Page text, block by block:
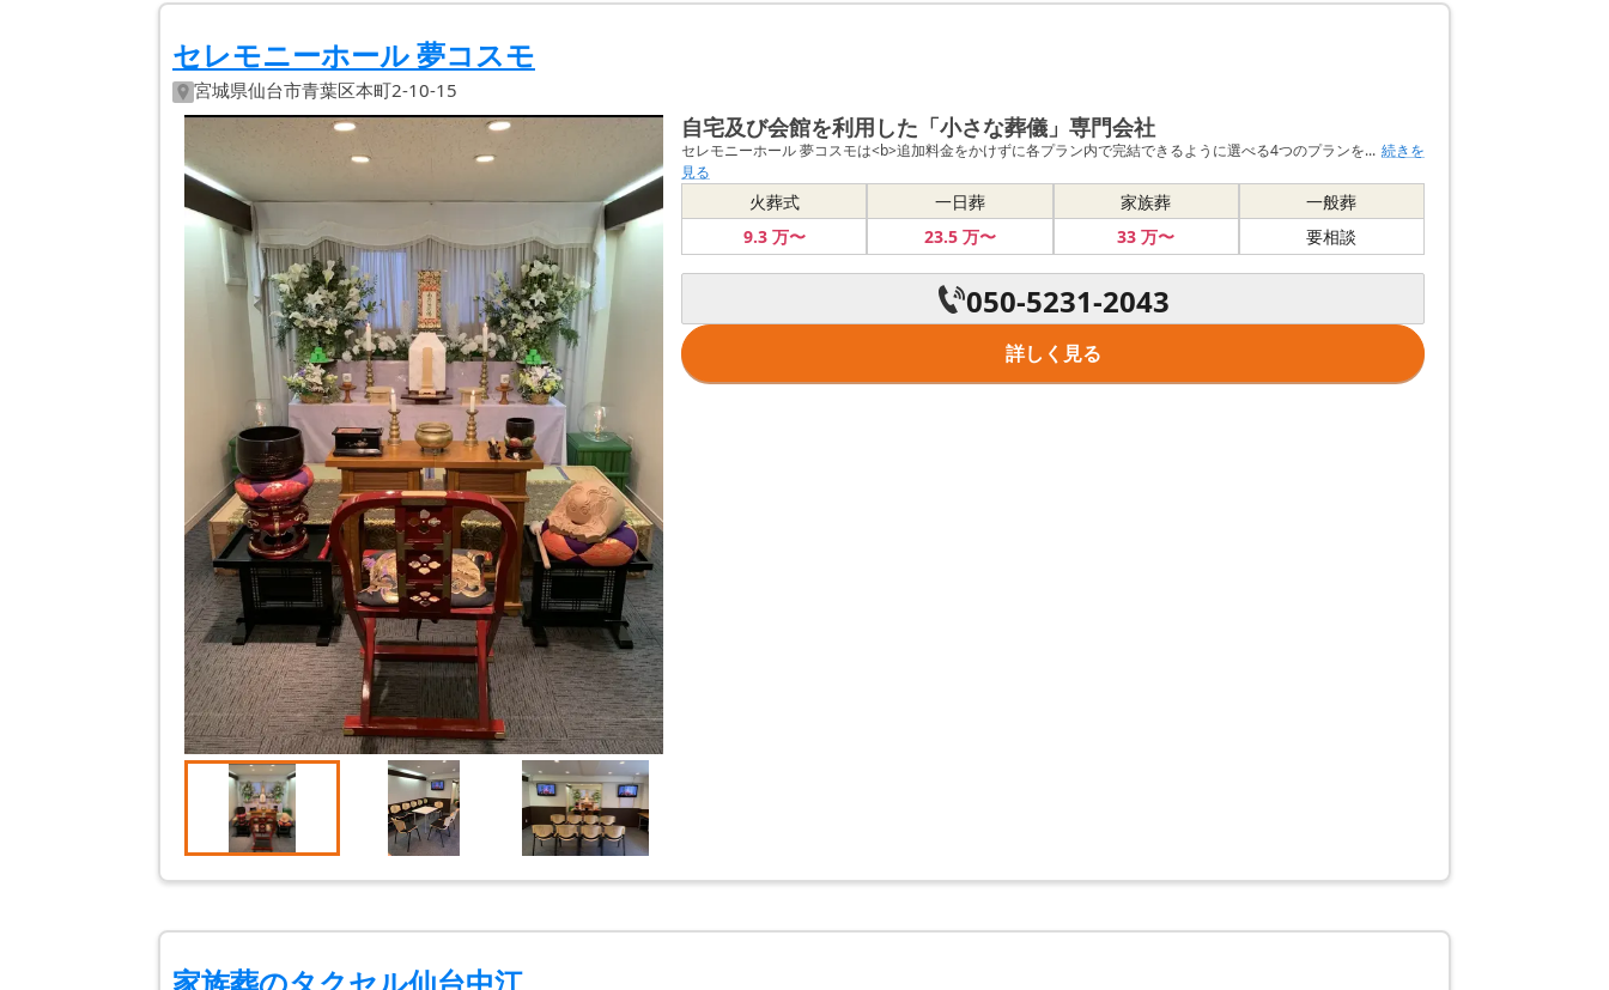
セレモニーホール 夢コスモ
宮城県仙台市青葉区本町2-10-15
自宅及び会館を利用した「小さな葬儀」専門会社
セレモニーホール 夢コスモは<b>追加料金をかけずに各プラン内で完結できるように選べる4つのプランを... 続きを
見る
火葬式
9.3万〜
一日葬
23.5万〜
家族葬
33 万〜
一般葬
要相談
050-5231-2043
詳しく見る